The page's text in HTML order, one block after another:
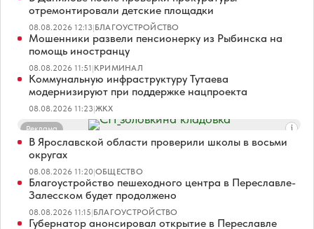
отремонтировали детские площадки
08.08.2026 12:13|БЛАГОУСТРОЙСТВО
Мошенники развели пенсионерку из Рыбинска на
помощь иностранцу
08.08.2026 11:51|КРИМИНАЛ
Коммунальную инфраструктуру Тутаева
модернизируют при поддержке нацпроекта
08.08.2026 11:23|ЖКХ
Реклама
В Ярославской области проверили школы в восьми
округах
08.08.2026 11:20|ОБЩЕСТВО
Благоустройство пешеходного центра в Переславле-
Залесском будет продолжено
08.08.2026 11:15|БЛАГОУСТРОЙСТВО
Губернатор анонсировал открытие в Переславле